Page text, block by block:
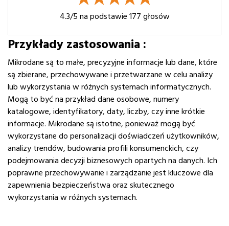
4.3/5 na podstawie 177 głosów
Przykłady zastosowania :
Mikrodane są to małe, precyzyjne informacje lub dane, które
są zbierane, przechowywane i przetwarzane w celu analizy
lub wykorzystania w różnych systemach informatycznych.
Mogą to być na przykład dane osobowe, numery
katalogowe, identyfikatory, daty, liczby, czy inne krótkie
informacje. Mikrodane są istotne, ponieważ mogą być
wykorzystane do personalizacji doświadczeń użytkowników,
analizy trendów, budowania profili konsumenckich, czy
podejmowania decyzji biznesowych opartych na danych. Ich
poprawne przechowywanie i zarządzanie jest kluczowe dla
zapewnienia bezpieczeństwa oraz skutecznego
wykorzystania w różnych systemach.